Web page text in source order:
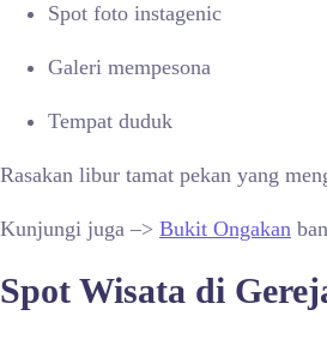
Spot foto instagenic
Galeri mempesona
Tempat duduk
Rasakan libur tamat pekan yang
Kunjungi juga –> Bukit Ongakan
Spot Wisata di